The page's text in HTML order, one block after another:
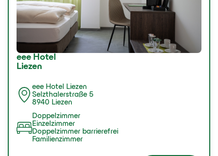
eee Hotel
Liezen
eee Hotel Liezen
Selzthalerstraße 5
8940 Liezen
Doppelzimmer
Einzelzimmer
Doppelzimmer barrierefrei
Familienzimmer